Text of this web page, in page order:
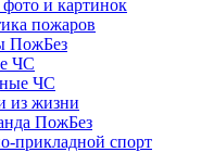
фото и картинок
пожаров
ПожБез
ЧС
ЧС
из жизни
ПожБез
прикладной спорт